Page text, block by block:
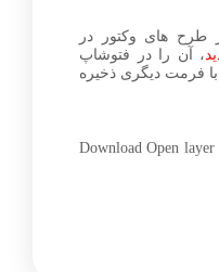
طرح های وکتور در
، آن را در فتوشاپ
فرمت دیگری ذخیره
Download Open